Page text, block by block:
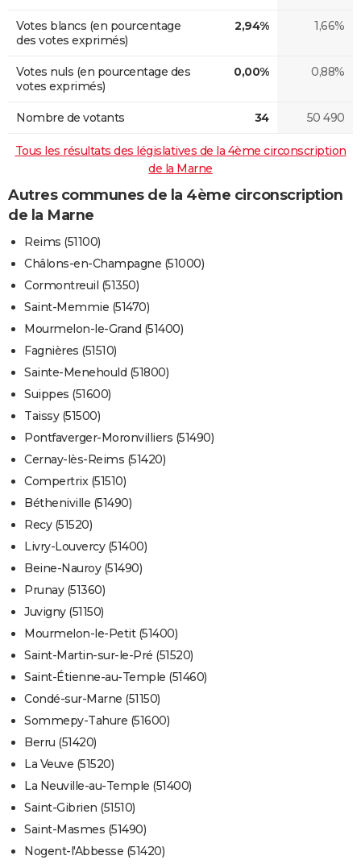
Votes blancs (en pourcentage
des votes exprimés)
2,94% 1,66%
Votes nuls (en pourcentage des
votes exprimés)
0,00% 0,88%
Nombre de votants 34 50 490
Tous les résultats des législatives de la 4ème circonscription
de la Marne
Autres communes de la 4ème circonscription
de la Marne
Reims (51100)
Châlons-en-Champagne (51000)
Cormontreuil (51350)
Saint-Memmie (51470)
Mourmelon-le-Grand (51400)
Fagnières (51510)
Sainte-Menehould (51800)
Suippes (51600)
Taissy (51500)
Pontfaverger-Moronvilliers (51490)
Cernay-lès-Reims (51420)
Compertrix (51510)
Bétheniville (51490)
Recy (51520)
Livry-Louvercy (51400)
Beine-Nauroy (51490)
Prunay (51360)
Juvigny (51150)
Mourmelon-le-Petit (51400)
Saint-Martin-sur-le-Pré (51520)
Saint-Étienne-au-Temple (51460)
Condé-sur-Marne (51150)
Sommepy-Tahure (51600)
Berru (51420)
La Veuve (51520)
La Neuville-au-Temple (51400)
Saint-Gibrien (51510)
Saint-Masmes (51490)
Nogent-l'Abbesse (51420)